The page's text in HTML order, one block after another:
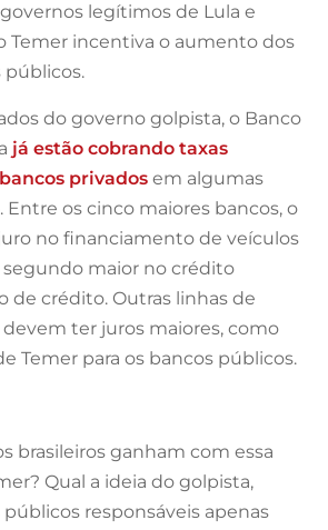
legítimos de Lula e
Temer incentiva o aumento dos
públicos.
do governo golpista, o Banco
já estão cobrando taxas
privados em algumas
Entre os cinco maiores bancos, o
no financiamento de veículos
segundo maior no crédito
de crédito. Outras linhas de
ter juros maiores, como
Temer para os bancos públicos.
brasileiros ganham com essa
Qual a ideia do golpista,
responsáveis apenas